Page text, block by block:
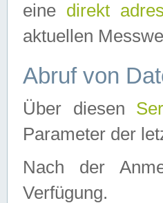
eine direkt
aktuellen
Abruf von
Über diesen
Parameter der
Nach der
Verfügung.